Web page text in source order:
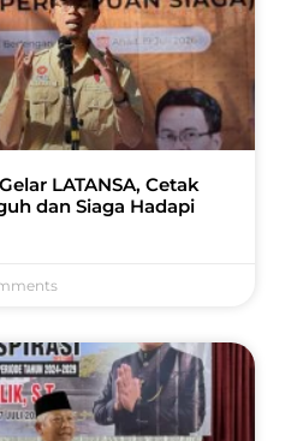
LATANSA, Cetak
dan Siaga Hadapi